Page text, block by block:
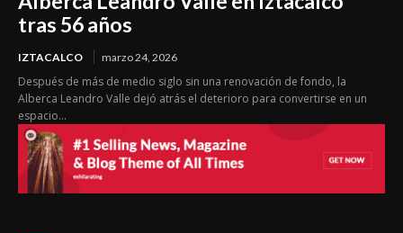
tras 56 años
IZTACALCO marzo 24, 2026
Después de más de medio siglo sin una renovación de fondo, la
Alberca Leandro Valle dejó atrás el deterioro para convertirse en un
espacio...